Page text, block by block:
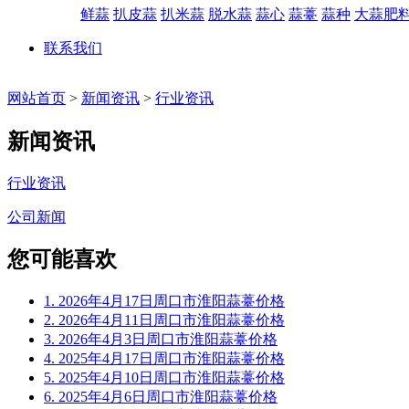
鲜蒜 扒皮蒜 扒米蒜 脱水蒜 蒜心 蒜薹 蒜种 大蒜肥
联系我们
网站首页 > 新闻资讯 > 行业资讯
新闻资讯
行业资讯
公司新闻
您可能喜欢
1. 2026年4月17日周口市淮阳蒜薹价格
2. 2026年4月11日周口市淮阳蒜薹价格
3. 2026年4月3日周口市淮阳蒜薹价格
4. 2025年4月17日周口市淮阳蒜薹价格
5. 2025年4月10日周口市淮阳蒜薹价格
6. 2025年4月6日周口市淮阳蒜薹价格